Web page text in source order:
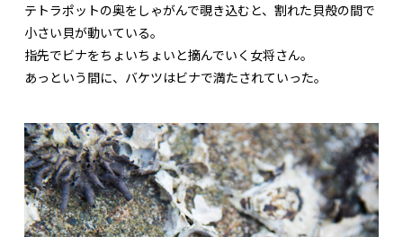
テトラポットの奥をしゃがんで覗き込むと、割れた貝殻の間で
小さい貝が動いている。
指先でビナをちょいちょいと摘んでいく女将さん。
あっという間に、バケツはビナで満たされていった。